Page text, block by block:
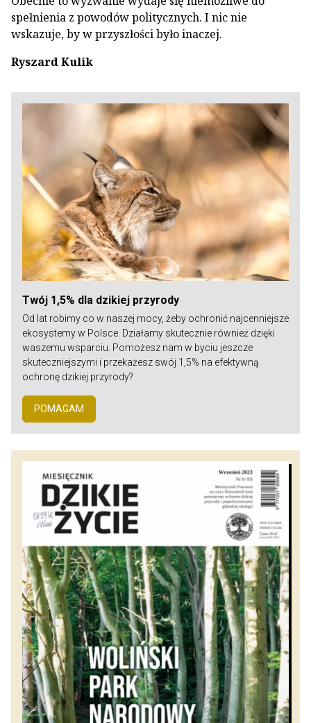
spełnienia z powodów politycznych. I nic nie
wskazuje, by w przyszłości było inaczej.
Ryszard Kulik
Twój 1,5% dla dzikiej przyrody
Od lat robimy co w naszej mocy, żeby ochronić najcenniejsze
ekosystemy w Polsce. Działamy skutecznie również dzięki
waszemu wsparciu. Pomożesz nam w byciu jeszcze
skuteczniejszymi i przekażesz swój 1,5% na efektywną
ochronę dzikiej przyrody?
POMAGAM